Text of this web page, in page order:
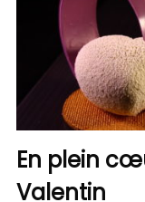
En plein
Valentin